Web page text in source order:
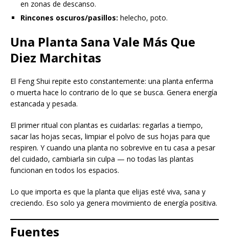
en zonas de descanso.
Rincones oscuros/pasillos: helecho, poto.
Una Planta Sana Vale Más Que
Diez Marchitas
El Feng Shui repite esto constantemente: una planta enferma
o muerta hace lo contrario de lo que se busca. Genera energía
estancada y pesada.
El primer ritual con plantas es cuidarlas: regarlas a tiempo,
sacar las hojas secas, limpiar el polvo de sus hojas para que
respiren. Y cuando una planta no sobrevive en tu casa a pesar
del cuidado, cambiarla sin culpa — no todas las plantas
funcionan en todos los espacios.
Lo que importa es que la planta que elijas esté viva, sana y
creciendo. Eso solo ya genera movimiento de energía positiva.
Fuentes